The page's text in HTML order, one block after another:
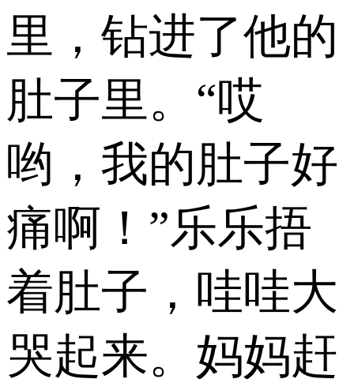
里，钻进了他的
肚子里。“哎
哟，我的肚子好
痛啊！”乐乐捂
着肚子，哇哇大
哭起来。妈妈赶